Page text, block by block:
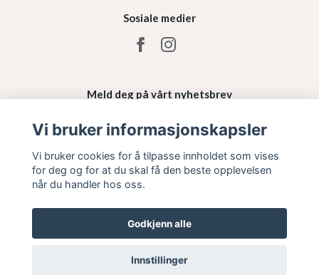
Sosiale medier
Meld deg på vårt nyhetsbrev
Påmelding
Powered by Quickbutik
Vi bruker informasjonskapsler
Vi bruker cookies for å tilpasse innholdet som vises
for deg og for at du skal få den beste opplevelsen
når du handler hos oss.
Godkjenn alle
Innstillinger